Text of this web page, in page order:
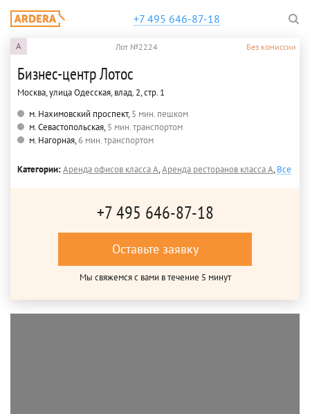
+7 495 646-87-18
A Лот №2224 Без комиссии
Бизнес-центр Лотос
Москва, улица Одесская, влад. 2, стр. 1
м. Нахимовский проспект,5 мин. пешком
м. Севастопольская,5 мин. транспортом
м. Нагорная,6 мин. транспортом
Категории:Аренда офисов класса A,Аренда ресторанов класса A,Все
+7 495 646-87-18
Оставьте заявку
Мы свяжемся с вами в течение 5 минут